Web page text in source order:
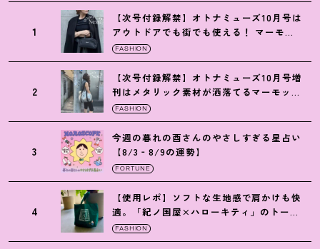
1
【次号付録解禁】オトナミューズ10月号は
アウトドアでも街でも使える ！ マーモッ
トの黒ショルダー
FASHION
2
【次号付録解禁】オトナミューズ10月号増
刊はメタリック素材が洒落てるマーモット
の保冷バッグ
FASHION
3
今週の暮れの酉さんのやさしすぎる星占い
【8/3‐8/9の運勢】
FORTUNE
4
【使用レポ】ソフトな生地感で肩かけも快
適。「紀ノ国屋×ハローキティ」のトート
がガシガシ使えて最高です
FASHION